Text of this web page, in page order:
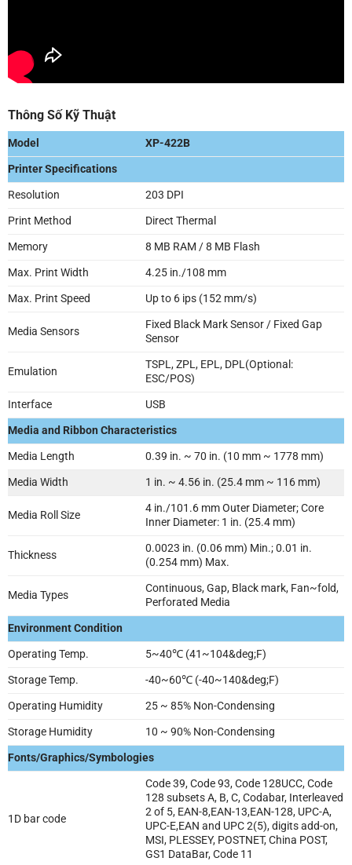
Thông Số Kỹ Thuật
Model
XP-422B
Printer Specifications
Resolution
203 DPI
Print Method
Direct Thermal
Memory
8 MB RAM / 8 MB Flash
Max. Print Width
4.25 in./108 mm
Max. Print Speed
Up to 6 ips (152 mm/s)
Media Sensors
Fixed Black Mark Sensor / Fixed Gap
Sensor
Emulation
TSPL, ZPL, EPL, DPL(Optional:
ESC/POS)
Interface
USB
Media and Ribbon Characteristics
Media Length
0.39 in. ~ 70 in. (10 mm ~ 1778 mm)
Media Width
1 in. ~ 4.56 in. (25.4 mm ~ 116 mm)
Media Roll Size
4 in./101.6 mm Outer Diameter; Core
Inner Diameter: 1 in. (25.4 mm)
Thickness
0.0023 in. (0.06 mm) Min.; 0.01 in.
(0.254 mm) Max.
Media Types
Continuous, Gap, Black mark, Fan~fold,
Perforated Media
Environment Condition
Operating Temp.
5~40℃ (41~104&deg;F)
Storage Temp.
-40~60℃ (-40~140&deg;F)
Operating Humidity
25 ~ 85% Non-Condensing
Storage Humidity
10 ~ 90% Non-Condensing
Fonts/Graphics/Symbologies
1D bar code
Code 39, Code 93, Code 128UCC, Code
128 subsets A, B, C, Codabar, Interleaved
2 of 5, EAN-8,EAN-13,EAN-128, UPC-A,
UPC-E,EAN and UPC 2(5), digits add-on,
MSI, PLESSEY, POSTNET, China POST,
GS1 DataBar, Code 11